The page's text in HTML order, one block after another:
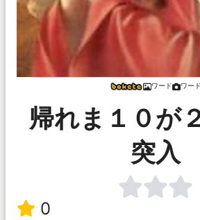
ワード ワード
帰れま１０が
突入
0